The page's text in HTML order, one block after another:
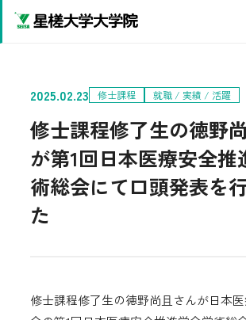
2025.02.23 修士課程 就職 / 実績 / 活躍
修士課程修了生の徳野
が第1回日本医療安全推
術総会にて口頭発表を
た
修士課程修了生の徳野尚且さんが日本